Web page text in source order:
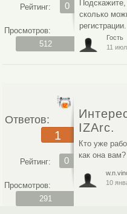
Рейтинг: 0
Просмотров:
512
сколько
регистрации.
Гость
11
Ответов:
1
Рейтинг: 0
Просмотров:
291
IZArc.
Кто уже
как она вам?
10